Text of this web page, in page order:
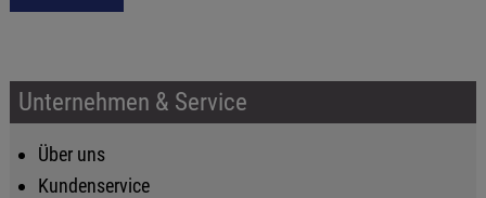
Unternehmen & Service
Über uns
Kundenservice